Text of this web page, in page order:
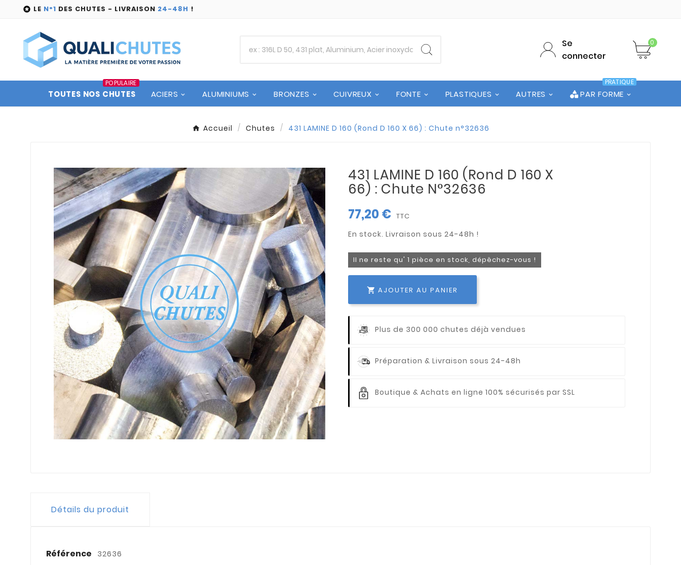
 LE N°1 DES CHUTES - LIVRAISON 24-48H !
Se
connecter
0
TOUTES NOS CHUTES
POPULAIRE
ACIERS ALUMINIUMS BRONZES CUIVREUX FONTE PLASTIQUES AUTRES PAR FORME
PRATIQUE
Accueil Chutes 431 LAMINE D 160 (Rond D 160 X 66) : Chute n°32636
431 LAMINE D 160 (Rond D 160 X
66) : Chute N°32636
77,20 € TTC
Il ne reste qu' 1 pièce en stock, dépêchez-vous !
 AJOUTER AU PANIER
Plus de 300 000 chutes déjà vendues
Préparation & Livraison sous 24-48h
Boutique & Achats en ligne 100% sécurisés par SSL
Détails du produit
Référence 32636